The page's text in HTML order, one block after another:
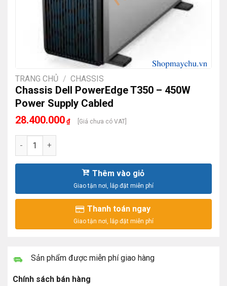
TRANG CHỦ / CHASSIS
Chassis Dell PowerEdge T350 – 450W
Power Supply Cabled
28.400.000 ₫ [Giá chưa có VAT]
Chassis Dell PowerEdge T350 - 450W Power Supply Cabled
Thêm vào giỏ
Thanh toán ngay
Sản phẩm được miễn phí giao hàng
Chính sách bán hàng